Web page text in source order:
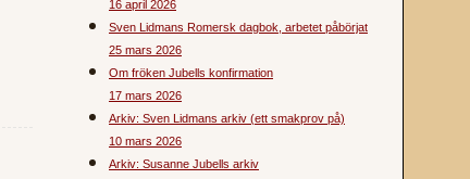
16 april 2026
Sven Lidmans Romersk dagbok, arbetet påbörjat
25 mars 2026
Om fröken Jubells konfirmation
17 mars 2026
Arkiv: Sven Lidmans arkiv (ett smakprov på)
10 mars 2026
Arkiv: Susanne Jubells arkiv